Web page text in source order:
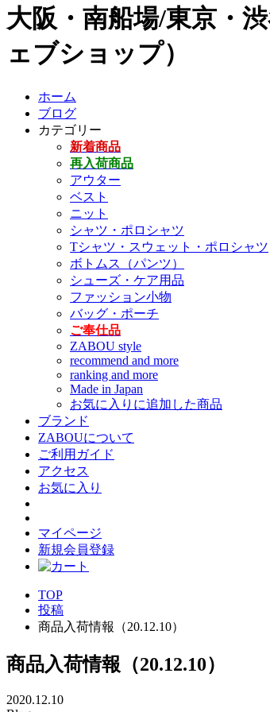
大阪・南船場/東京・
ェブショップ）
ホーム
ブログ
カテゴリー
新着商品
再入荷商品
アウター
ベスト
ニット
シャツ・ポロシャツ
Tシャツ・スウェット・ポロシャツ
ボトムス（パンツ）
シューズ・ケア用品
ファッション小物
バッグ・ポーチ
ご奉仕品
ZABOU style
recommend and more
ranking and more
Made in Japan
お気に入りに追加した商品
ブランド
ZABOUについて
ご利用ガイド
アクセス
お気に入り
マイページ
新規会員登録
TOP
投稿
商品入荷情報（20.12.10）
商品入荷情報（20.12.10）
2020.12.10